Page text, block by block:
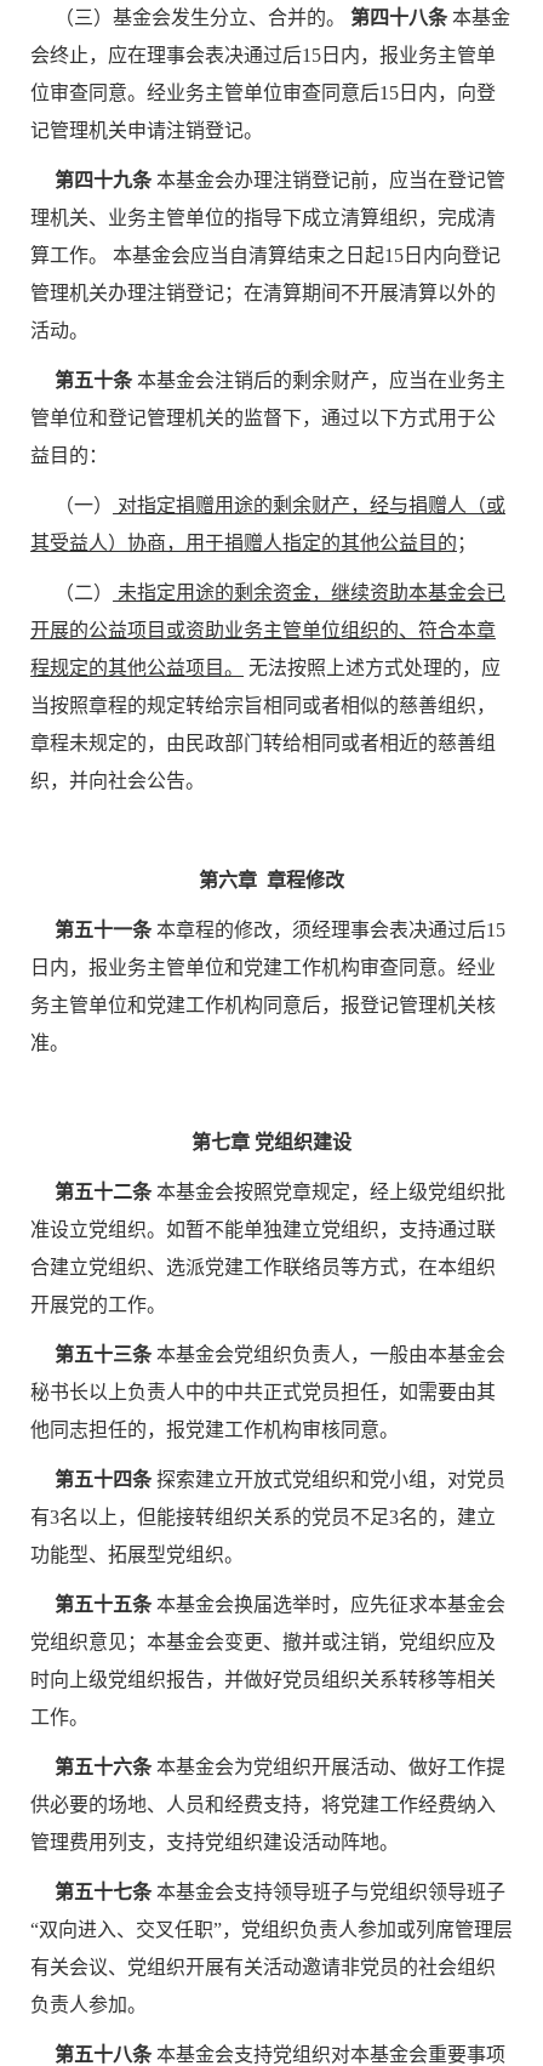
（三）基金会发生分立、合并的。 第四十八条本基金
会终止，应在理事会表决通过后15日内，报业务主管单
位审查同意。经业务主管单位审查同意后15日内，向登
记管理机关申请注销登记。
第四十九条本基金会办理注销登记前，应当在登记管
理机关、业务主管单位的指导下成立清算组织，完成清
算工作。 本基金会应当自清算结束之日起15日内向登记
管理机关办理注销登记；在清算期间不开展清算以外的
活动。
第五十条本基金会注销后的剩余财产，应当在业务主
管单位和登记管理机关的监督下，通过以下方式用于公
益目的：
（一）
对指定捐赠用途的剩余财产，经与捐赠人（或
其受益人）协商，用于捐赠人指定的其他公益目的 ；
（二）
未指定用途的剩余资金，继续资助本基金会已
开展的公益项目或资助业务主管单位组织的、符合本章
程规定的其他公益项目。
无法按照上述方式处理的，应
当按照章程的规定转给宗旨相同或者相似的慈善组织，
章程未规定的，由民政部门转给相同或者相近的慈善组
织，并向社会公告。
第六章 章程修改
第五十一条本章程的修改，须经理事会表决通过后15
日内，报业务主管单位和党建工作机构审查同意。经业
务主管单位和党建工作机构同意后，报登记管理机关核
准。
第七章 党组织建设
第五十二条本基金会按照党章规定，经上级党组织批
准设立党组织。如暂不能单独建立党组织，支持通过联
合建立党组织、选派党建工作联络员等方式，在本组织
开展党的工作。
第五十三条本基金会党组织负责人，一般由本基金会
秘书长以上负责人中的中共正式党员担任，如需要由其
他同志担任的，报党建工作机构审核同意。
第五十四条探索建立开放式党组织和党小组，对党员
有3名以上，但能接转组织关系的党员不足3名的，建立
功能型、拓展型党组织。
第五十五条本基金会换届选举时，应先征求本基金会
党组织意见；本基金会变更、撤并或注销，党组织应及
时向上级党组织报告，并做好党员组织关系转移等相关
工作。
第五十六条本基金会为党组织开展活动、做好工作提
供必要的场地、人员和经费支持，将党建工作经费纳入
管理费用列支，支持党组织建设活动阵地。
第五十七条本基金会支持领导班子与党组织领导班子
“双向进入、交叉任职”，党组织负责人参加或列席管理层
有关会议、党组织开展有关活动邀请非党员的社会组织
负责人参加。
第五十八条本基金会支持党组织对本基金会重要事项